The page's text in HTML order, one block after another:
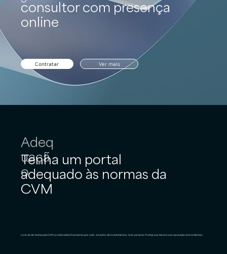
consultor com presença
online
Contratar Ver mais
Adeq
uaçã
o
Tenha um portal
adequado às normas da
CVM
Livre-se de multas pela CVM ou instituições financeiras que você, consultor de investimentos, tiver parceria. Proteja sua marca e sua reputação com os clientes.